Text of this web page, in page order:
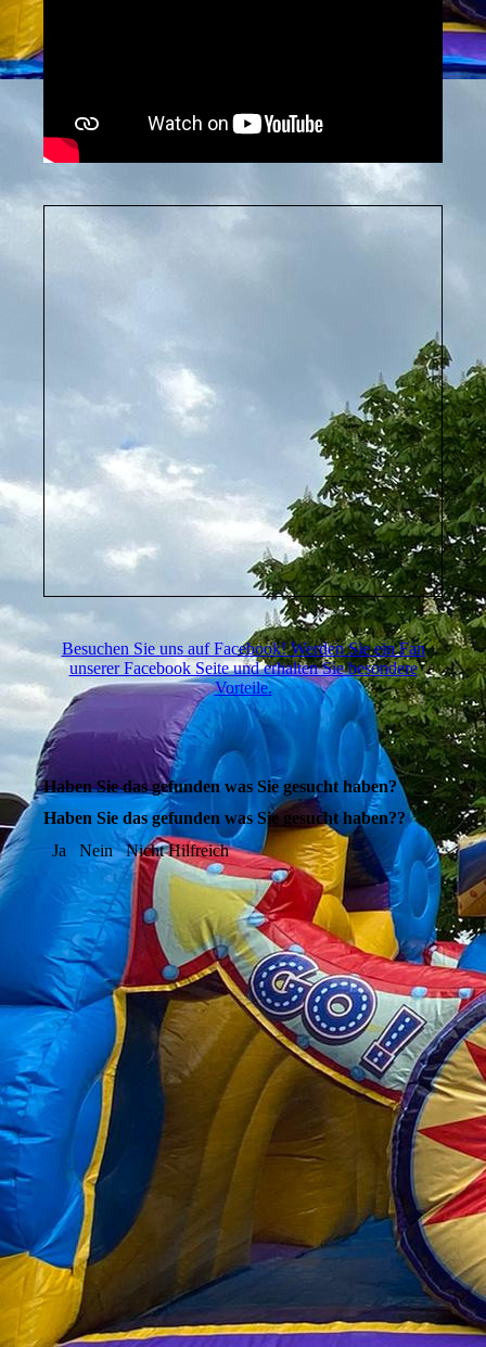
Besuchen Sie uns auf Facebook! Werden Sie ein Fan
unserer Facebook Seite und erhalten Sie besondere
Vorteile.
Haben Sie das gefunden was Sie gesucht haben?
Haben Sie das gefunden was Sie gesucht haben??
Ja
Nein Nicht Hilfreich